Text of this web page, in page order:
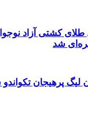
طلای کشتی آزاد
شد
لیگ پرهیجان